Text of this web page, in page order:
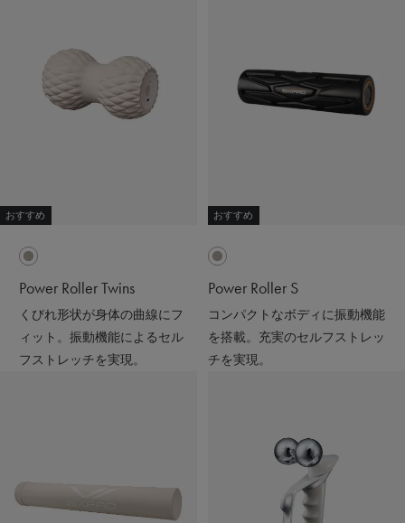
おすすめ
Power Roller Twins
くびれ形状が身体の曲線にフ
ィット。振動機能によるセル
フストレッチを実現。
おすすめ
Power Roller S
コンパクトなボディに振動機能
を搭載。充実のセルフストレッ
チを実現。